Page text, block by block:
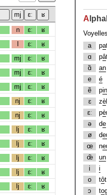
n ɛː ʁ
l ɛː ʁ
mj ɛː ʁ
mj ɛː ʁ
mj ɛː ʁ
nj ɛː ʁ
nj ɛː ʁ
lj ɛː ʁ
lj ɛː ʁ
lj ɛː ʁ
lj ɛː ʁ
lj ɛː ʁ
A
Voyelles
a
pa
ɑ
pâ
ɑ̃
an
e
é
ẽ
pin
ɛ
zè
ɛː
pè
ə
de
ø
d
œ
n
œ̃
un
i
i
o
tôt
ɔ
to